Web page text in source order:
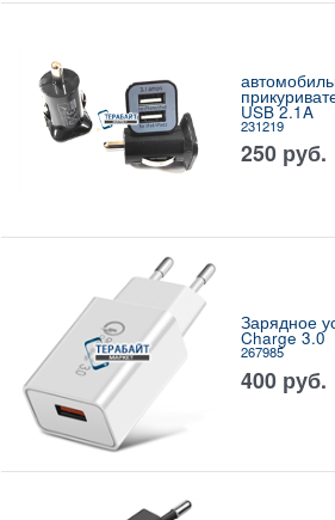
USB 2.1A
231219
250 руб.
Зарядное
Charge 3.0
267985
400 руб.